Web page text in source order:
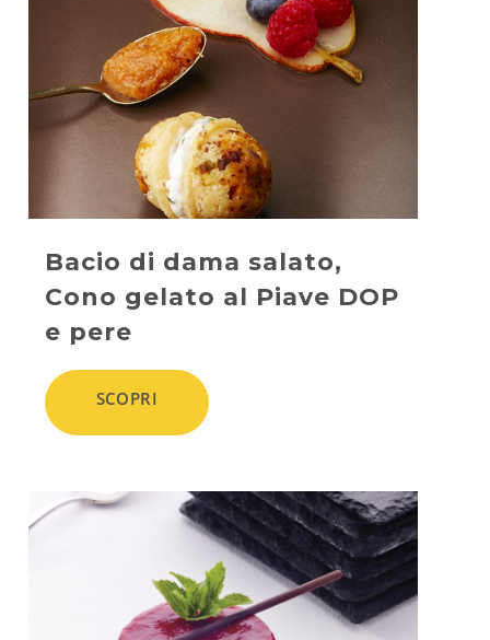
Bacio di dama salato,
Cono gelato al Piave DOP
e pere
SCOPRI